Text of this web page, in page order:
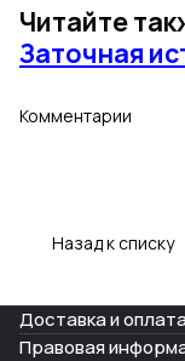
Читайте
Заточная
Комментарии
Назад к списку
Доставка и
Правовая